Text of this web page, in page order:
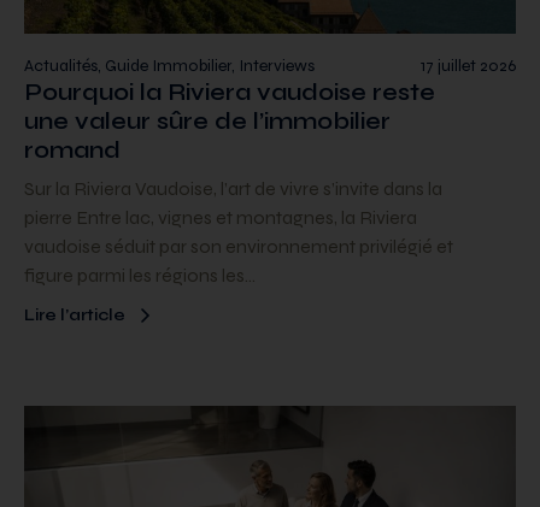
17 juillet 2026
Actualités, Guide Immobilier, Interviews
Pourquoi la Riviera vaudoise reste
une valeur sûre de l’immobilier
romand
Sur la Riviera Vaudoise, l’art de vivre s’invite dans la
pierre Entre lac, vignes et montagnes, la Riviera
vaudoise séduit par son environnement privilégié et
figure parmi les régions les…
Lire l’article